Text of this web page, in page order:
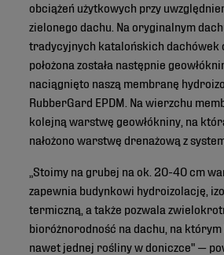
obciążeń użytkowych przy
zielonego dachu. Na oryginalnym
tradycyjnych katalońskich dachówek
położona została następnie
naciągnięto naszą membranę
RubberGard EPDM. Na wierzchu
kolejną warstwę geowłókniny, na
nałożono warstwę drenażową z
„Stoimy na grubej na ok. 20-40 cm
zapewnia budynkowi hydroizolację,
termiczną, a także pozwala
bioróżnorodność na dachu, na którym
nawet jednej rośliny w doniczce" —